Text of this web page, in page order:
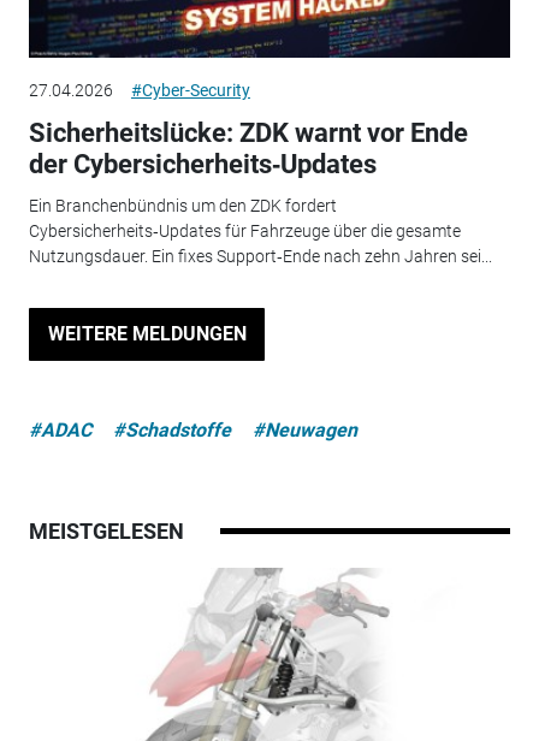
27.04.2026 #Cyber-Security
Sicherheitslücke: ZDK warnt vor Ende
der Cybersicherheits‑Updates
Ein Branchenbündnis um den ZDK fordert
Cybersicherheits‑Updates für Fahrzeuge über die gesamte
Nutzungsdauer. Ein fixes Support‑Ende nach zehn Jahren sei...
WEITERE MELDUNGEN
#ADAC #Schadstoffe #Neuwagen
MEISTGELESEN